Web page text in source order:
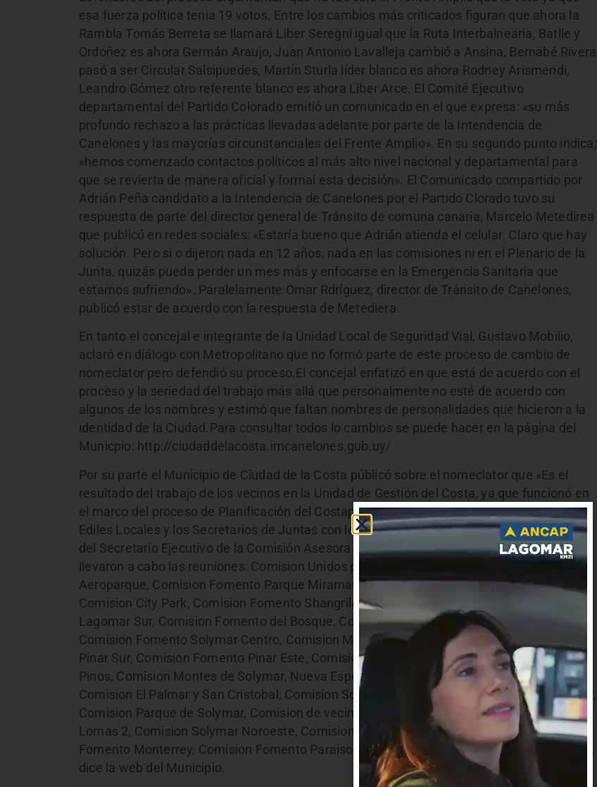
esa fuerza política tenia 19 votos. Entre los cambios más criticados figuran que ahora la
Rambla Tomás Berreta se llamará Liber Seregni igual que la Ruta Interbalnearia, Batlle y
Ordoñez es ahora Germán Araujo, Juan Antonio Lavalleja cambió a Ansina, Bernabé Rivera
pasó a ser Circular Salsipuedes, Martín Sturla líder blanco es ahora Rodney Arismendi,
Leandro Gómez otro referente blanco es ahora Liber Arce. El Comité Ejecutivo
departamental del Partido Colorado emitió un comunicado en el que expresa: «su más
profundo rechazo a las prácticas llevadas adelante por parte de la Intendencia de
Canelones y las mayorías circunstanciales del Frente Amplio». En su segundo punto indica;
«hemos comenzado contactos políticos al más alto nivel nacional y departamental para
que se revierta de manera oficial y formal esta decisión». El Comunicado compartido por
Adrián Peña candidato a la Intendencia de Canelones por el Partido Clorado tuvo su
respuesta de parte del director general de Tránsito de comuna canaria, Marcelo Metedirea
que publicó en redes sociales: «Estaría bueno que Adrián atienda el celular. Claro que hay
solución. Pero si o dijeron nada en 12 años, nada en las comisiones ni en el Plenario de la
Junta, quizás pueda perder un mes más y enfocarse en la Emergencia Sanitaria que
estamos sufriendo». Paralelamente Omar Rdríguez, director de Tránsito de Canelones,
publicó estar de acuerdo con la respuesta de Metediera.
En tanto el concejal e integrante de la Unidad Local de Seguridad Vial, Gustavo Mobilio,
aclaró en diálogo con Metropolitano que no formó parte de este proceso de cambio de
nomeclator pero defendió su proceso.El concejal enfatizó en que está de acuerdo con el
proceso y la seriedad del trabajo más allá que personalmente no esté de acuerdo con
algunos de los nombres y estimó que faltan nombres de personalidades que hicieron a la
identidad de la Ciudad.Para consultar todos lo cambios se puede hacer en la página del
Municpio: http://ciudaddelacosta.imcanelones.gub.uy/
Por su parte el Municipio de Ciudad de la Costa públicó sobre el nomeclator que «Es el
resultado del trabajo de los vecinos en la Unidad de Gestión del Costa, ya que funcionó en
el marco del proceso de Planificación del Costaplan, y del trabajo de coordinación de los
Ediles Locales y los Secretarios de Juntas con los vecinos, con una actuación significativa
del Secretario Ejecutivo de la Comisión Asesora de Descentralización. Lugares donde se
llevaron a cabo las reuniones: Comision Unidos por Aeroparque, Comision Unidos por
Aeroparque, Comision Fomento Parque Miramar, Comision Santa Ana de Carrasco,
Comision City Park, Comision Fomento Shangrila, Covisaeta 2, Comision Fomento
Lagomar Sur, Comision Fomento del Bosque, Comision de Fomento Residencial Solymar,
Comision Fomento Solymar Centro, Comision Medanos de Solymar, Comision Fomento
Pinar Sur, Comision Fomento Pinar Este, Comision Pinar Norte, Comision Fomento Los
Pinos, Comision Montes de Solymar, Nueva Esperanza, Comision Pinares de Solymar,
Comision El Palmar y San Cristobal, Comision Solymar Norte, Comision Lomas de Solymar,
Comision Parque de Solymar, Comision de vecinos Colinas Solymar, Comision Fomento
Lomas 2, Comision Solymar Noroeste, Comision San Jose de Carrasco Norte, Comision
Fomento Monterrey, Comision Fomento Paraiso de carrasco, Comision Lagos y Areneras»,
dice la web del Municipio.